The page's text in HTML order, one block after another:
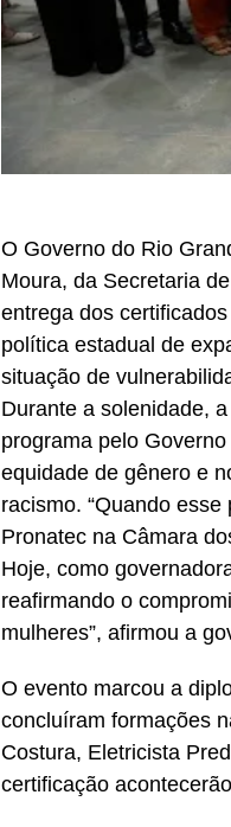
O Governo do Rio
Moura, da Secretaria
entrega dos
política estadual de
situação de
Durante a solenidade,
programa pelo
equidade de gênero e
racismo. “Quando
Pronatec na Câmara
Hoje, como
reafirmando o
mulheres”, afirmou a
O evento marcou a
concluíram formações
Costura, Eletricista
certificação